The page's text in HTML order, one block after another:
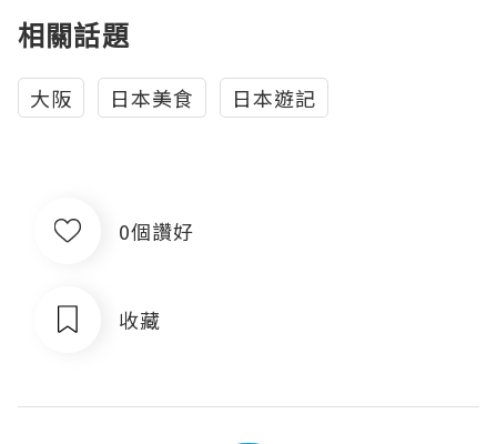
相關話題
大阪 日本美食 日本遊記
0個讚好
收藏